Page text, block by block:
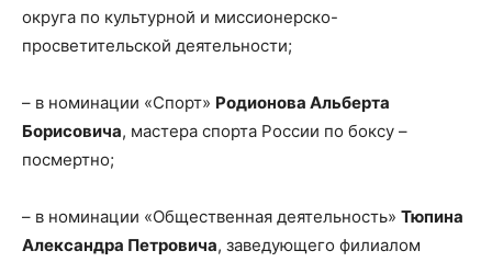
округа по культурной и миссионерско-
просветительской деятельности;
– в номинации «Спорт» Родионова Альберта
Борисовича, мастера спорта России по боксу –
посмертно;
– в номинации «Общественная деятельность» Тюпина
Александра Петровича, заведующего филиалом